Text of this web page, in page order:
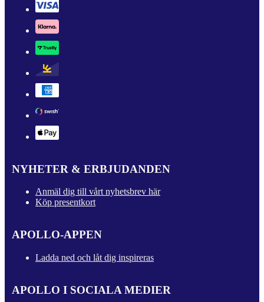
NYHETER & ERBJUDANDEN
Anmäl dig till vårt nyhetsbrev här
Köp presentkort
APOLLO-APPEN
Ladda ned och låt dig inspireras
APOLLO I SOCIALA MEDIER